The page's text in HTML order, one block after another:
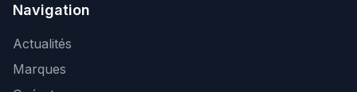
Navigation
Actualités
Marques